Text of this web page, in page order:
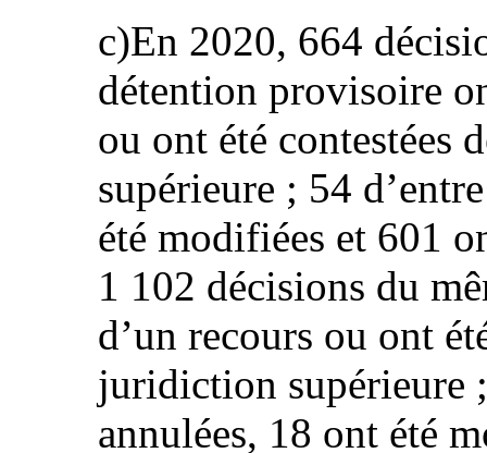
c)En 2020, 664
détention provisoire
ou ont été contestées
supérieure ; 54
été modifiées et 601
1 102 décisions du
d’un recours ou ont
juridiction supérieure
annulées, 18 ont été